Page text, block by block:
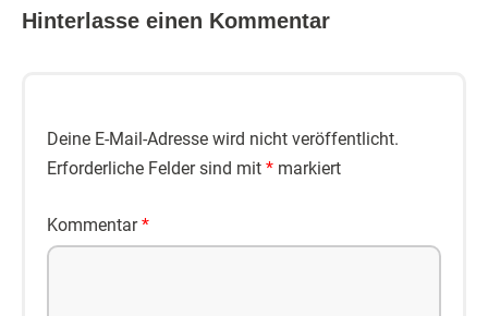
Hinterlasse einen Kommentar
Deine E-Mail-Adresse wird nicht veröffentlicht.
Erforderliche Felder sind mit * markiert
Kommentar*